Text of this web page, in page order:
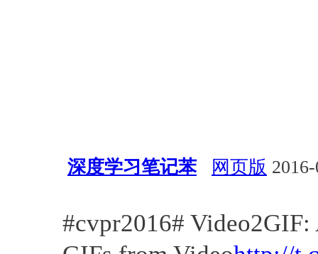
深度学习笔记苯 网页版
#cvpr2016#